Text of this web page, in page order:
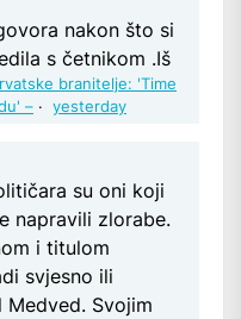
nakon što si
s četnikom .Iš
branitelje: 'Time
– · yesterday
su oni koji
napravili zlorabe.
i titulom
svjesno ili
Medved. Svojim